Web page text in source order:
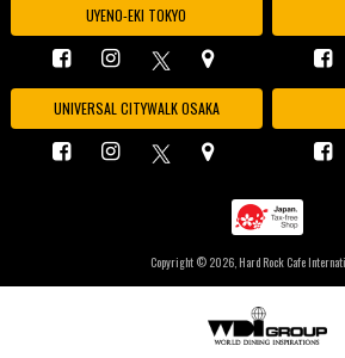
UYENO-EKI TOKYO
UNIVERSAL CITYWALK OSAKA
Copyright © 2026, Hard Rock Cafe